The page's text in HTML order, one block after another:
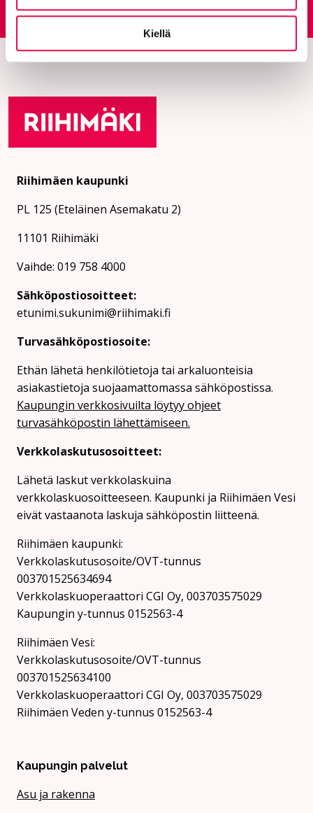
Kiellä
Siirtyy ulkoiselle
Riihimäen kaupunki
PL 125 (Eteläinen Asemakatu 2)
11101 Riihimäki
Vaihde: 019 758 4000
Sähköpostiosoitteet:
etunimi.sukunimi@riihimaki.fi
Turvasähköpostiosoite:
Ethän lähetä henkilötietoja tai arkaluonteisia
asiakastietoja suojaamattomassa sähköpostissa.
Kaupungin verkkosivuilta löytyy ohjeet
turvasähköpostin lähettämiseen.
Verkkolaskutusosoitteet:
Lähetä laskut verkkolaskuina
verkkolaskuosoitteeseen. Kaupunki ja Riihimäen Vesi
eivät vastaanota laskuja sähköpostin liitteenä.
Riihimäen kaupunki:
Verkkolaskutusosoite/OVT-tunnus
003701525634694
Verkkolaskuoperaattori CGI Oy, 003703575029
Kaupungin y-tunnus 0152563-4
Rii­hi­mäen Vesi:
Verkkolaskutusosoite/OVT-tunnus
003701525634100
Verkkolaskuoperaattori CGI Oy, 003703575029
Riihimäen Veden y-tunnus 0152563-4
Kaupungin palvelut
Asu ja rakenna